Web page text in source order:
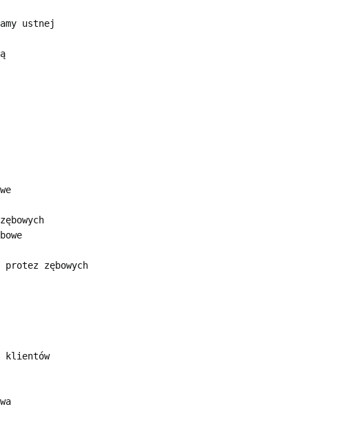
ustnej
zębowych
klientów